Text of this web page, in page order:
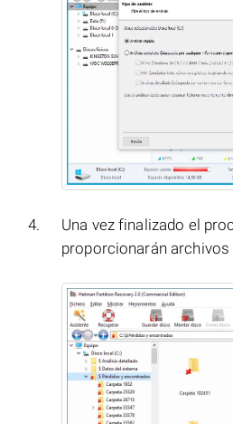
Una vez finalizado el
proporcionarán